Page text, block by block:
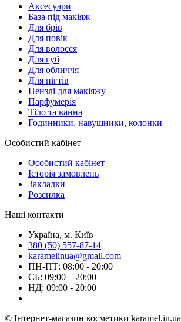
Аксесуари
База під макіяж
Для брів
Для повік
Для волосся
Для губ
Для обличчя
Для нігтів
Пензлі для макіяжу
Парфумерія
Тіло та ванна
Годинники, навушники, колонки
Особистий кабінет
Особистий кабінет
Історія замовлень
Закладки
Розсилка
Наші контакти
Україна, м. Київ
380 (50) 557-87-14
karamelinua@gmail.com
ПН-ПТ: 08:00 - 20:00
СБ: 09:00 – 20:00
НД: 09:00 - 20:00
© Інтернет-магазин косметики karamel.in.ua